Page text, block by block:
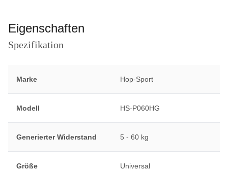
Eigenschaften
Spezifikation
Marke Hop-Sport
Modell HS-P060HG
Generierter Widerstand 5 - 60 kg
Größe Universal